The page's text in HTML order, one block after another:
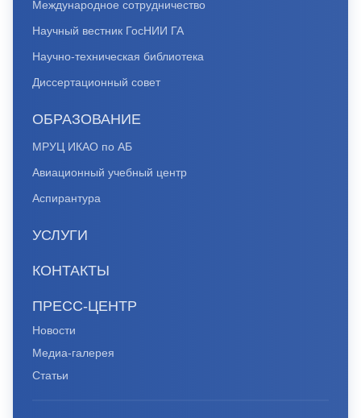
Международное сотрудничество
Научный вестник ГосНИИ ГА
Научно-техническая библиотека
Диссертационный совет
ОБРАЗОВАНИЕ
МРУЦ ИКАО по АБ
Авиационный учебный центр
Аспирантура
УСЛУГИ
КОНТАКТЫ
ПРЕСС-ЦЕНТР
Новости
Медиа-галерея
Статьи